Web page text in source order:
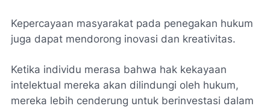
Kepercayaan masyarakat pada penegakan hukum
juga dapat mendorong inovasi dan kreativitas.
Ketika individu merasa bahwa hak kekayaan
intelektual mereka akan dilindungi oleh hukum,
mereka lebih cenderung untuk berinvestasi dalam